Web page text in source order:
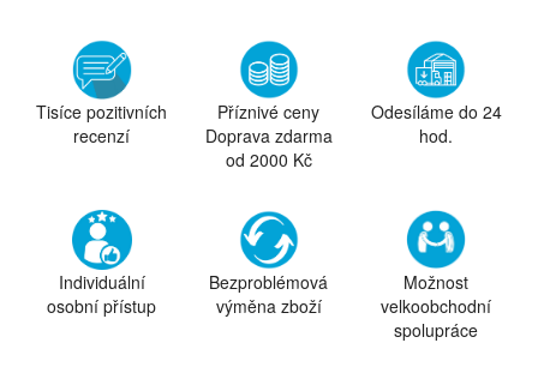
Tisíce pozitivních
recenzí
Příznivé ceny
Doprava zdarma
od 2000 Kč
Odesíláme do 24
hod.
Individuální
osobní přístup
Bezproblémová
výměna zboží
Možnost
velkoobchodní
spolupráce